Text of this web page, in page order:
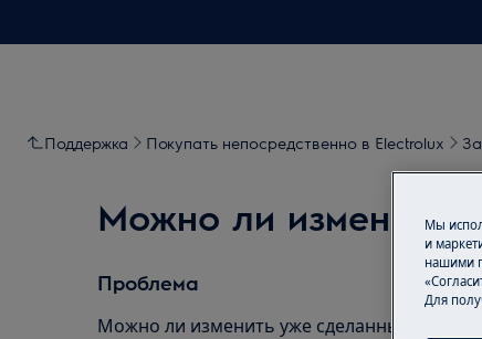
Поддержка Покупать непосредственно в Electrolux
Можно ли изменить
Проблема
Можно ли изменить уже сделанный заказ?
Мы
и
нашими
Для